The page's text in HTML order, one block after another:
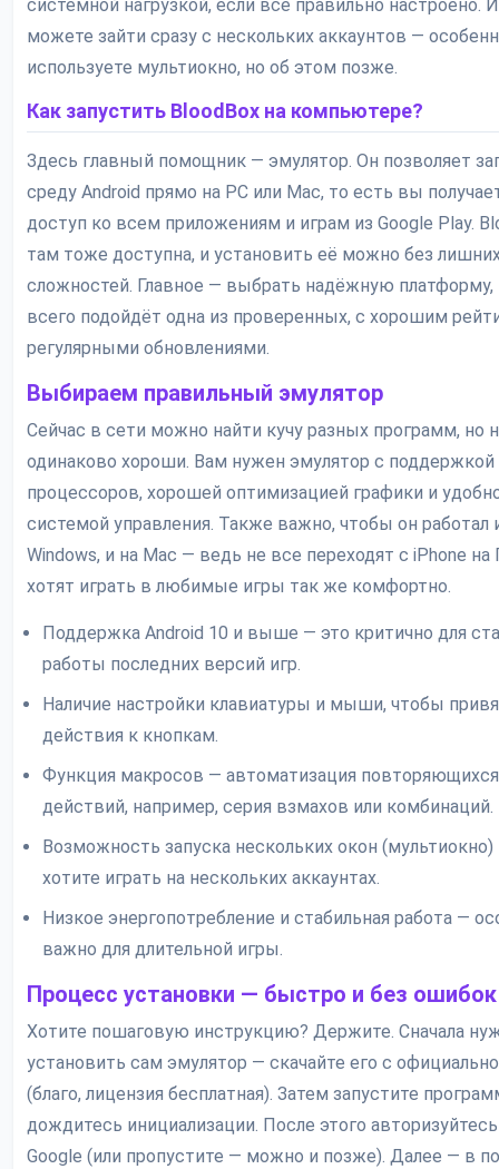
системной нагрузкой, если всё правильно настроено.
можете зайти сразу с нескольких аккаунтов —
используете мультиокно, но об этом позже.
Как запустить BloodBox на компьютере?
Здесь главный помощник — эмулятор. Он позволяет
среду Android прямо на PC или Mac, то есть вы
доступ ко всем приложениям и играм из Google Play.
там тоже доступна, и установить её можно без
сложностей. Главное — выбрать надёжную платформу,
всего подойдёт одна из проверенных, с хорошим
регулярными обновлениями.
Выбираем правильный эмулятор
Сейчас в сети можно найти кучу разных программ, но
одинаково хороши. Вам нужен эмулятор с
процессоров, хорошей оптимизацией графики и
системой управления. Также важно, чтобы он работал
Windows, и на Mac — ведь не все переходят с iPhone на
хотят играть в любимые игры так же комфортно.
Поддержка Android 10 и выше — это критично для
работы последних версий игр.
Наличие настройки клавиатуры и мыши, чтобы
действия к кнопкам.
Функция макросов — автоматизация повторяющихся
действий, например, серия взмахов или комбинаций.
Возможность запуска нескольких окон
хотите играть на нескольких аккаунтах.
Низкое энергопотребление и стабильная работа —
важно для длительной игры.
Процесс установки — быстро и без ошибок
Хотите пошаговую инструкцию? Держите. Сначала
установить сам эмулятор — скачайте его с
(благо, лицензия бесплатная). Затем запустите
дождитесь инициализации. После этого
Google (или пропустите — можно и позже). Далее — в